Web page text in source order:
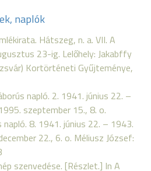
naplók
Hátszeg, n. a. VII. A
23-ig. Lelőhely: Jakabffy
Kortörténeti Gyűjteménye,
napló. 2. 1941. június 22. –
szeptember 15., 8. o.
8. 1941. június 22. – 1943.
22., 6. o. Méliusz József:
szenvedése. [Részlet.] In A